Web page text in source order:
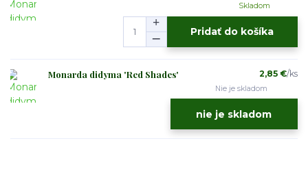
Skladom
Pridať do košíka
Monarda didyma 'Red Shades' 2,85 €/ks
Nie je skladom
nie je skladom